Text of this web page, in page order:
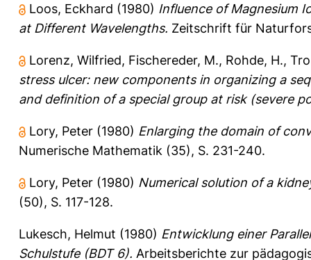
Loos, Eckhard (1980) Influence of Magnesium
at Different Wavelengths. Zeitschrift für
Lorenz, Wilfried, Fischereder, M., Rohde, H.,
stress ulcer: new components in organizing a
and definition of a special group at risk (severe
Lory, Peter (1980) Enlarging the domain of
Numerische Mathematik (35), S. 231-240.
Lory, Peter (1980) Numerical solution of a
(50), S. 117-128.
Lukesch, Helmut (1980) Entwicklung einer
Schulstufe (BDT 6). Arbeitsberichte zur